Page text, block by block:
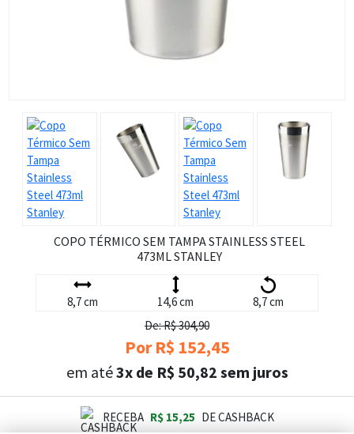
COPO TÉRMICO SEM TAMPA STAINLESS STEEL
473ML STANLEY
8,7 cm 14,6 cm
8,7 cm
De: R$ 304,90
Por R$ 152,45
em até3x de R$ 50,82 sem juros
RECEBA R$ 15,25 DE CASHBACK